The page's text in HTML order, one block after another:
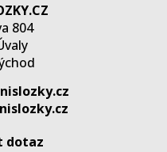
804
dotaz